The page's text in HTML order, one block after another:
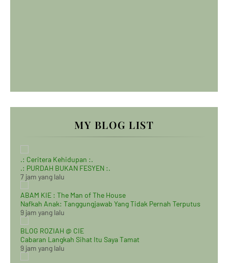
MY BLOG LIST
.: Ceritera Kehidupan :.
.: PURDAH BUKAN FESYEN :.
7 jam yang lalu
ABAM KIE : The Man of The House
Nafkah Anak: Tanggungjawab Yang Tidak Pernah Terputus
9 jam yang lalu
BLOG ROZIAH @ CIE
Cabaran Langkah Sihat Itu Saya Tamat
9 jam yang lalu